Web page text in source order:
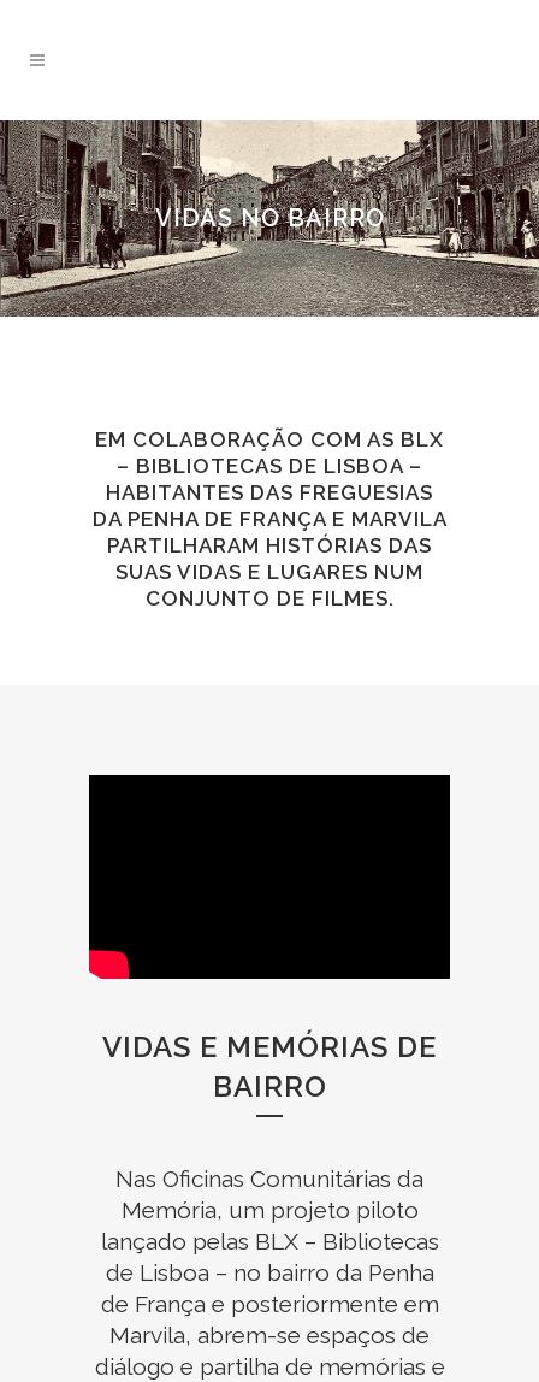
VIDAS NO BAIRRO
EM COLABORAÇÃO COM AS BLX
– BIBLIOTECAS DE LISBOA –
HABITANTES DAS FREGUESIAS
DA PENHA DE FRANÇA E MARVILA
PARTILHARAM HISTÓRIAS DAS
SUAS VIDAS E LUGARES NUM
CONJUNTO DE FILMES.
VIDAS E MEMÓRIAS DE
BAIRRO
Nas Oficinas Comunitárias da
Memória, um projeto piloto
lançado pelas BLX – Bibliotecas
de Lisboa – no bairro da Penha
de França e posteriormente em
Marvila, abrem-se espaços de
diálogo e partilha de memórias e